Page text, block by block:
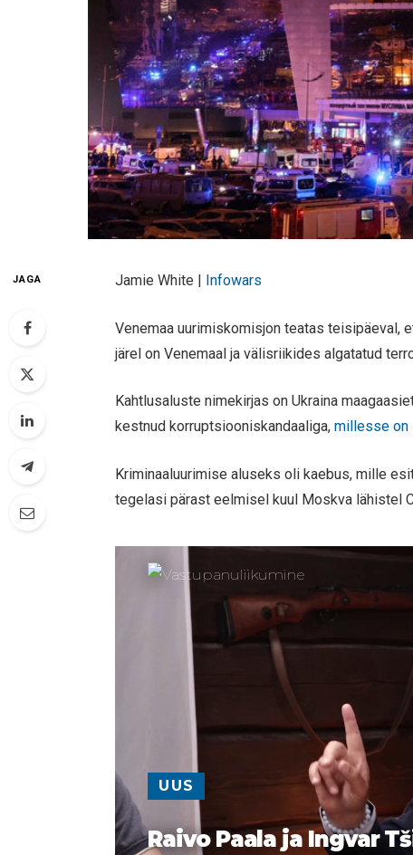
JAGA Jamie White | Infowars
Venemaa uurimiskomisjon teatas teisipäeval,
järel on Venemaal ja välisriikides algatatud
Kahtlusaluste nimekirjas on Ukraina
kestnud korruptsiooniskandaaliga,millesse on
Kriminaaluurimise aluseks oli kaebus, mille
tegelasi pärast eelmisel kuul Moskva lähistel
UUS
Raivo Paala ja Ingvar